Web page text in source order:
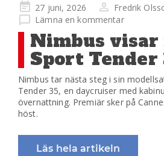
Publicerad
på
27 juni, 2026 Fredrik
Lämna en kommentar
Nimbus visar
Sport Tender
Nimbus tar nästa steg i sin
Tender 35, en daycruiser med
övernattning. Premiär sker på
höst.
Läs hela artikeln